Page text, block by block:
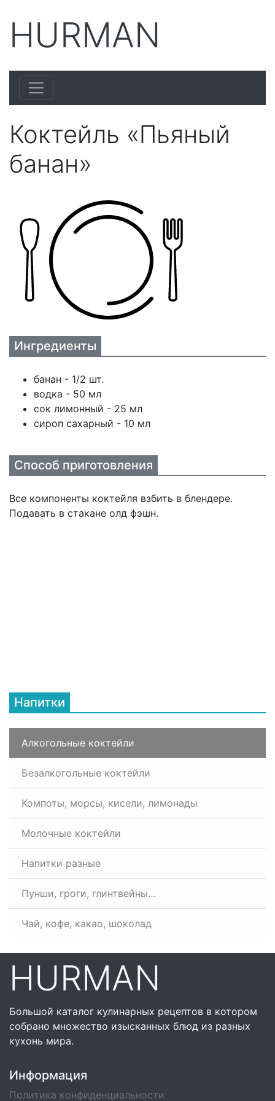
HURMAN
Коктейль «Пьяный
банан»
Ингредиенты
банан - 1/2 шт.
водка - 50 мл
сок лимонный - 25 мл
сироп сахарный - 10 мл
Способ приготовления
Все компоненты коктейля взбить в блендере.
Подавать в стакане олд фэшн.
Напитки
Алкогольные коктейли
Безалкогольные коктейли
Компоты, морсы, кисели, лимонады
Молочные коктейли
Напитки разные
Пунши, гроги, глинтвейны…
Чай, кофе, какао, шоколад
HURMAN
Большой каталог кулинарных рецептов в котором
собрано множество изысканных блюд из разных
кухонь мира.
Информация
Политика конфиденциальности